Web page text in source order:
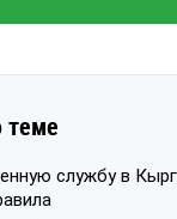
теме
службу в